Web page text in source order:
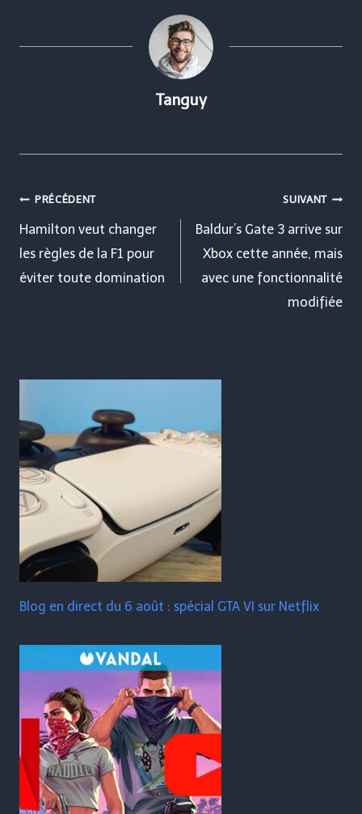
Tanguy
Navigation
de
l’article
PRÉCÉDENT
Hamilton veut changer
les règles de la F1 pour
éviter toute domination
SUIVANT
Baldur’s Gate 3 arrive sur
Xbox cette année, mais
avec une fonctionnalité
modifiée
Blog en direct du 6 août : spécial GTA VI sur Netflix